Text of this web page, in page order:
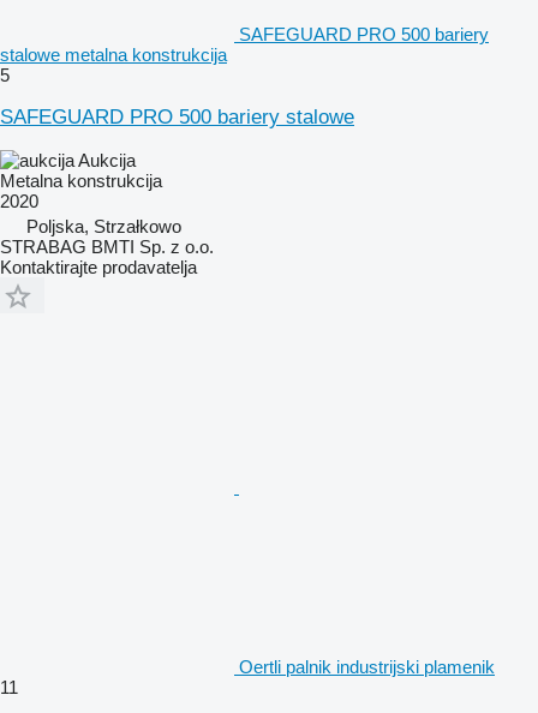
SAFEGUARD PRO 500 bariery
stalowe metalna konstrukcija
5
SAFEGUARD PRO 500 bariery stalowe
Aukcija
Metalna konstrukcija
2020
Poljska, Strzałkowo
STRABAG BMTI Sp. z o.o.
Kontaktirajte prodavatelja
Oertli palnik industrijski plamenik
11